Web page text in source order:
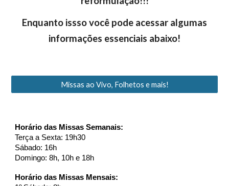
Enquanto issso você pode acessar algumas
informações essenciais abaixo!
Missas ao Vivo, Folhetos e mais!
Horário das Missas Semanais:
Terça a Sexta: 19h30
Sábado: 16h
Domingo: 8h, 10h e 18h
Horário das Missas Mensais: